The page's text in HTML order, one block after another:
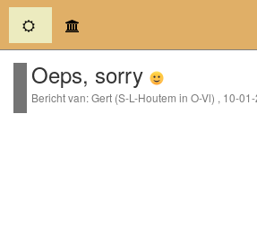
(current)
Oeps, sorry
Bericht van: Gert (S-L-Houtem in O-Vl) , 10-